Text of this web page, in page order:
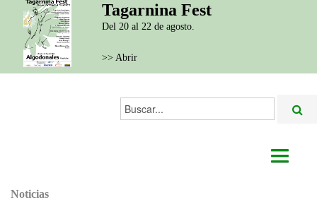
Tagarnina Fest
Del 20 al 22 de agosto.
>> Abrir
Buscar...
AYUNTAMIENTO
Noticias